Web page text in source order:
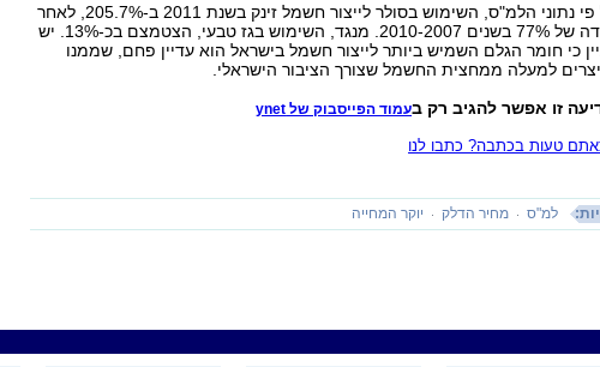
על פי נתוני הלמ"ס, השימוש בסולר לייצור חשמל זינק בשנת 2011 ב-205.7%, לאחר
ירידה של 77% בשנים 2010-2007. מנגד, השימוש בגז טבעי, הצטמצם בכ-13%. יש
כי חומר הגלם השמיש ביותר לייצור חשמל בישראל הוא עדיין פחם, שממנו
למעלה ממחצית החשמל שצורך הציבור הישראלי.
זו אפשר להגיב רק בעמוד הפייסבוק של ynet
טעות בכתבה? כתבו לנו
למ"ס מחיר הדלק יוקר המחייה